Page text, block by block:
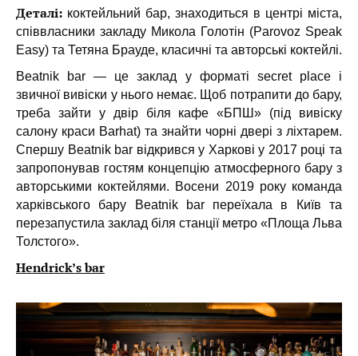
Деталі: коктейльний бар, знаходиться в центрі міста,
співвласники закладу Микола Голотін (Parovoz Speak
Easy) та Тетяна Брауде, класичні та авторські коктейлі.
Beatnik bar — це заклад у форматі secret place і
звичної вивіски у нього немає. Щоб потрапити до бару,
треба зайти у двір біля кафе «БПШ» (під вивіску
салону краси Barhat) та знайти чорні двері з ліхтарем.
Спершу Beatnik bar відкрився у Харкові у 2017 році та
запропонував гостям концепцію атмосферного бару з
авторськими коктейлями. Восени 2019 року команда
харківського бару Beatnik bar переїхала в Київ та
перезапустила заклад біля станції метро «Площа Льва
Толстого».
Hendrick’s bar